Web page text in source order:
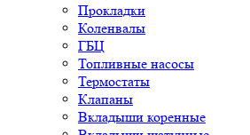
Прокладки
Коленвалы
ГБЦ
Топливные насосы
Термостаты
Клапаны
Вкладыши коренные